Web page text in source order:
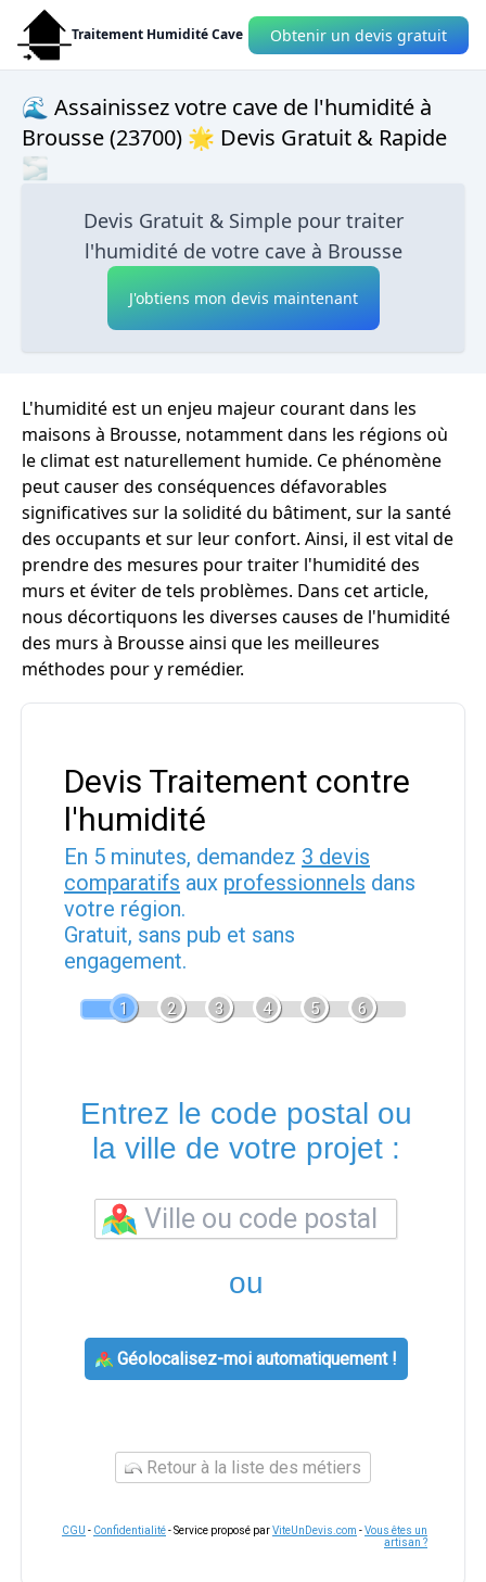
Traitement Humidité Cave Obtenir un devis gratuit
🌊 Assainissez votre cave de l'humidité à
Brousse (23700) 🌟 Devis Gratuit & Rapide
🌫
Devis Gratuit & Simple pour traiter
l'humidité de votre cave à Brousse
J'obtiens mon devis maintenant
L'humidité est un enjeu majeur courant dans les
maisons à Brousse, notamment dans les régions où
le climat est naturellement humide. Ce phénomène
peut causer des conséquences défavorables
significatives sur la solidité du bâtiment, sur la santé
des occupants et sur leur confort. Ainsi, il est vital de
prendre des mesures pour traiter l'humidité des
murs et éviter de tels problèmes. Dans cet article,
nous décortiquons les diverses causes de l'humidité
des murs à Brousse ainsi que les meilleures
méthodes pour y remédier.
Devis Traitement contre
l'humidité
En 5 minutes, demandez 3 devis
comparatifs aux professionnels dans
votre région.
Gratuit, sans pub et sans
engagement.
1 2 3 4 5 6
Entrez le code postal ou
la ville de votre projet :
ou
Géolocalisez-moi automatiquement !
Retour à la liste des métiers
CGU - Confidentialité- Service proposé parViteUnDevis.com -Vous êtes un
artisan ?